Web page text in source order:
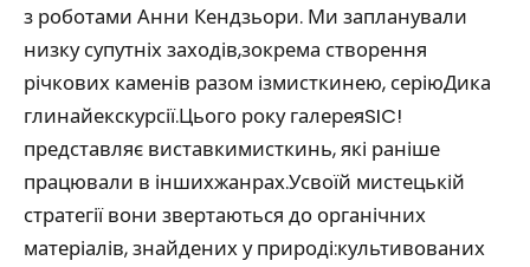
з роботами Анни Кендзьори. Ми запланували
низку супутніх заходів,зокрема створення
річкових каменів разом ізмисткинею, серіюДика
глинайекскурсії.Цього року галереяSIC!
представляє виставкимисткинь, які раніше
працювали в іншихжанрах.Усвоїй мистецькій
стратегії вони звертаються до органічних
матеріалів, знайдених у природі:культивованих